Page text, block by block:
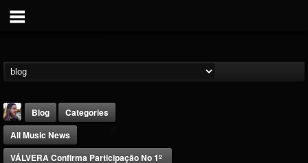
Blog
Categories
All Music News
VÁLVERA Confirma Participação No 1º